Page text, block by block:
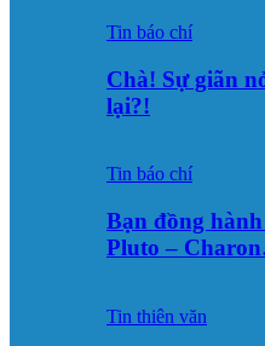
Tin báo chí
Chà! Sự giãn
lại?!
Tin báo chí
Bạn đồng
Pluto –
Tin thiên văn